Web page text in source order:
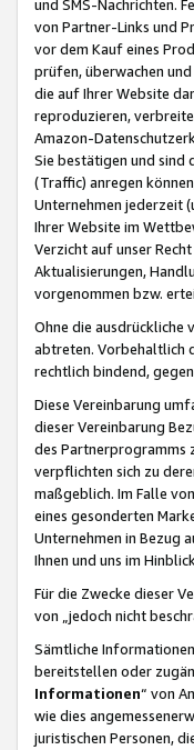
und SMS-Nachrichten.
von Partner-Links und
vor dem Kauf eines
prüfen, überwachen
die auf Ihrer Website
reproduzieren,
Amazon-
Sie bestätigen und sind
(Traffic) anregen
Unternehmen jederzeit
Ihrer Website im
Verzicht auf unser
Aktualisierungen,
vorgenommen bzw.
Ohne die ausdrückliche
abtreten. Vorbehaltlich
rechtlich bindend,
Diese Vereinbarung
dieser Vereinbarung
des Partnerprogramms
verpflichten sich zu
maßgeblich. Im Falle
eines gesonderten
Unternehmen in Bezug
Ihnen und uns im
Für die Zwecke dieser
von „jedoch nicht
Sämtliche
bereitstellen oder
Informationen“ von
wie dies
juristischen Personen,